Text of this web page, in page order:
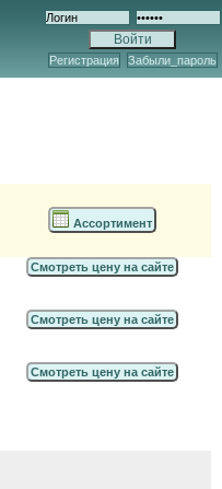
Регистрация Забыли_пароль
Ассортимент
Смотреть цену на сайте
Смотреть цену на сайте
Смотреть цену на сайте